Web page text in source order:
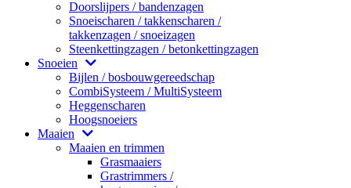
Doorslijpers / bandenzagen
Snoeischaren / takkenscharen /
takkenzagen / snoeizagen
Steenkettingzagen / betonkettingzagen
Snoeien
Bijlen / bosbouwgereedschap
CombiSysteem / MultiSysteem
Heggenscharen
Hoogsnoeiers
Maaien
Maaien en trimmen
Grasmaaiers
Grastrimmers /